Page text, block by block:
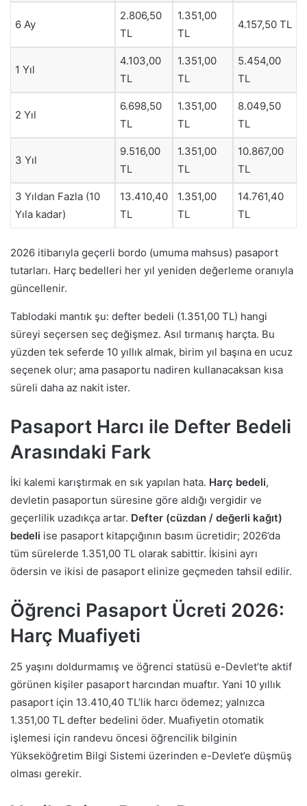
6 Ay
2.806,50
TL
1.351,00
TL
4.157,50 TL
1 Yıl
4.103,00
TL
1.351,00
TL
5.454,00
TL
2 Yıl
6.698,50
TL
1.351,00
TL
8.049,50
TL
3 Yıl
9.516,00
TL
1.351,00
TL
10.867,00
TL
3 Yıldan Fazla (10
Yıla kadar)
13.410,40
TL
1.351,00
TL
14.761,40
TL
2026 itibarıyla geçerli bordo (umuma mahsus) pasaport
tutarları. Harç bedelleri her yıl yeniden değerleme oranıyla
güncellenir.
Tablodaki mantık şu: defter bedeli (1.351,00 TL) hangi
süreyi seçersen seç değişmez. Asıl tırmanış harçta. Bu
yüzden tek seferde 10 yıllık almak, birim yıl başına en ucuz
seçenek olur; ama pasaportu nadiren kullanacaksan kısa
süreli daha az nakit ister.
Pasaport Harcı ile Defter Bedeli
Arasındaki Fark
İki kalemi karıştırmak en sık yapılan hata. Harç bedeli,
devletin pasaportun süresine göre aldığı vergidir ve
geçerlilik uzadıkça artar. Defter (cüzdan / değerli kağıt)
bedeli ise pasaport kitapçığının basım ücretidir; 2026’da
tüm sürelerde 1.351,00 TL olarak sabittir. İkisini ayrı
ödersin ve ikisi de pasaport elinize geçmeden tahsil edilir.
Öğrenci Pasaport Ücreti 2026:
Harç Muafiyeti
25 yaşını doldurmamış ve öğrenci statüsü e-Devlet’te aktif
görünen kişiler pasaport harcından muaftır. Yani 10 yıllık
pasaport için 13.410,40 TL’lik harcı ödemez; yalnızca
1.351,00 TL defter bedelini öder. Muafiyetin otomatik
işlemesi için randevu öncesi öğrencilik bilginin
Yükseköğretim Bilgi Sistemi üzerinden e-Devlet’e düşmüş
olması gerekir.